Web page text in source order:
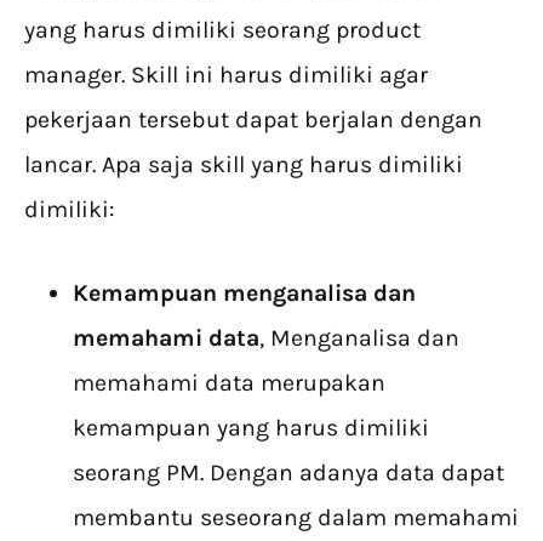
yang harus dimiliki seorang product
manager. Skill ini harus dimiliki agar
pekerjaan tersebut dapat berjalan dengan
lancar. Apa saja skill yang harus dimiliki
dimiliki:
Kemampuan menganalisa dan
memahami data, Menganalisa dan
memahami data merupakan
kemampuan yang harus dimiliki
seorang PM. Dengan adanya data dapat
membantu seseorang dalam memahami